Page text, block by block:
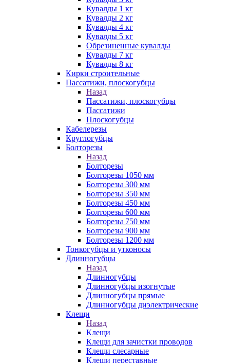
Кувалды 1 кг
Кувалды 2 кг
Кувалды 4 кг
Кувалды 5 кг
Обрезиненные кувалды
Кувалды 7 кг
Кувалды 8 кг
Кирки строительные
Пассатижи, плоскогубцы
Назад
Пассатижи, плоскогубцы
Пассатижи
Плоскогубцы
Кабелерезы
Круглогубцы
Болторезы
Назад
Болторезы
Болторезы 1050 мм
Болторезы 300 мм
Болторезы 350 мм
Болторезы 450 мм
Болторезы 600 мм
Болторезы 750 мм
Болторезы 900 мм
Болторезы 1200 мм
Тонкогубцы и утконосы
Длинногубцы
Назад
Длинногубцы
Длинногубцы изогнутые
Длинногубцы прямые
Длинногубцы диэлектрические
Клещи
Назад
Клещи
Клещи для зачистки проводов
Клещи слесарные
Клещи переставные